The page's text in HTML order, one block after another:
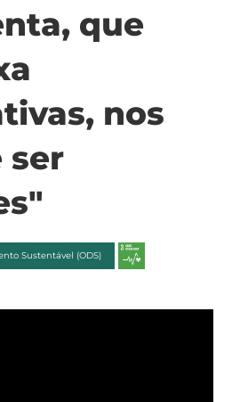
que
nos
ser
Sustentável (ODS)